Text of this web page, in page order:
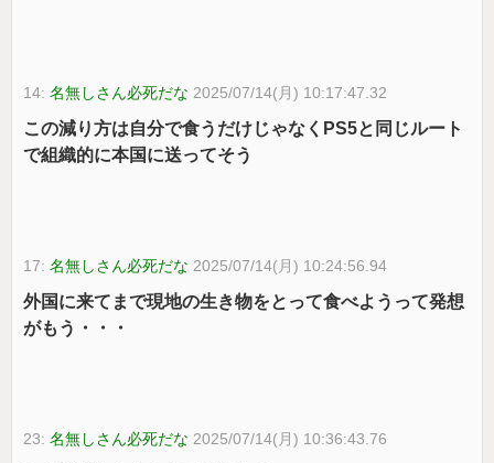
14:名無しさん必死だな 2025/07/14(月) 10:17:47.32
この減り方は自分で食うだけじゃなくPS5と同じルート
で組織的に本国に送ってそう
17:名無しさん必死だな 2025/07/14(月) 10:24:56.94
外国に来てまで現地の生き物をとって食べようって発想
がもう・・・
23:名無しさん必死だな 2025/07/14(月) 10:36:43.76